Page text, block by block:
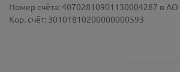
Номер счёта: 40702810901130004287 в
Кор. счёт: 30101810200000000593